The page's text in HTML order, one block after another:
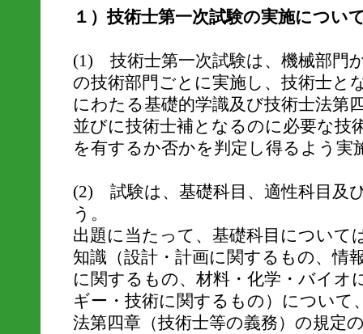
１）技術士第一次試験の実施につい
(1) 技術士第一次試験は、機械部門
の技術部門ごとに実施し、技術士と
にわたる基礎的学識及び技術士法第
並びに技術士補となるのに必要な技
を有するか否かを判定し得るよう実
(2) 試験は、基礎科目、適性科目及
う。
出題に当たって、基礎科目について
知識（設計・計画に関するもの、情
に関するもの、材料・化学・バイオ
ギー・技術に関するもの）について
法第四章（技術士等の義務）の規定